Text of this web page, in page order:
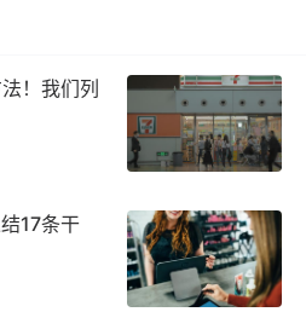
新零售最佳实践
实干家直播间
！我们列
17条干